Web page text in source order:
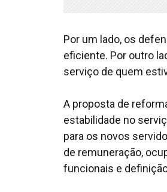
Por um lado, os
eficiente. Por outro
serviço de quem
A proposta de
estabilidade no
para os novos
de remuneração,
funcionais e